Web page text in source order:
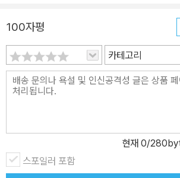
다. 친구들이 가장 궁금해하는 과학 질문은 무엇이
탕으로 구성된 재미있는 액티비티를 풀어 볼 수
랍을 열어라!, 암호 주사위를 굴려라! 등 흥미
다.
100자평
카테고리
현재 0/
스포일러 포함